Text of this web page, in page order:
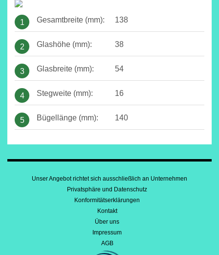
1 Gesamtbreite (mm): 138
2 Glashöhe (mm): 38
3 Glasbreite (mm): 54
4 Stegweite (mm): 16
5 Bügellänge (mm): 140
Unser Angebot richtet sich ausschließlich an Unternehmen
Privatsphäre und Datenschutz
Konformitätserklärungen
Kontakt
Über uns
Impressum
AGB